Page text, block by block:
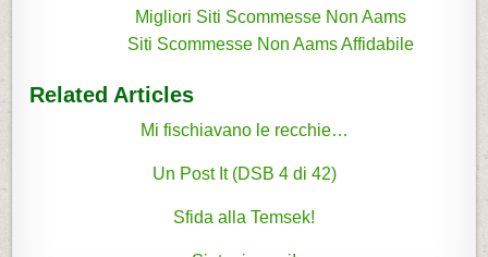
Migliori Siti Scommesse Non Aams
Siti Scommesse Non Aams Affidabile
Related Articles
Mi fischiavano le recchie…
Un Post It (DSB 4 di 42)
Sfida alla Temsek!